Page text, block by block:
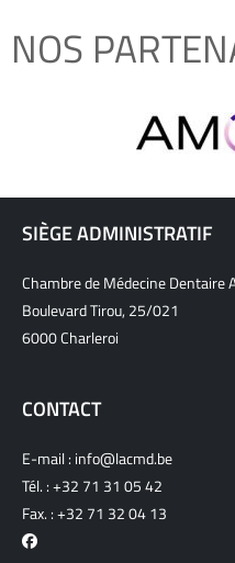
NOS
SIÈGE ADMINISTRATIF
Chambre de Médecine Dentaire
Boulevard Tirou, 25/021
6000 Charleroi
CONTACT
E-mail : info@lacmd.be
Tél. :+32 71 31 05 42
Fax. : +32 71 32 04 13